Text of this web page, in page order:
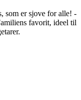
som er sjove for alle! -
favorit, ideel til